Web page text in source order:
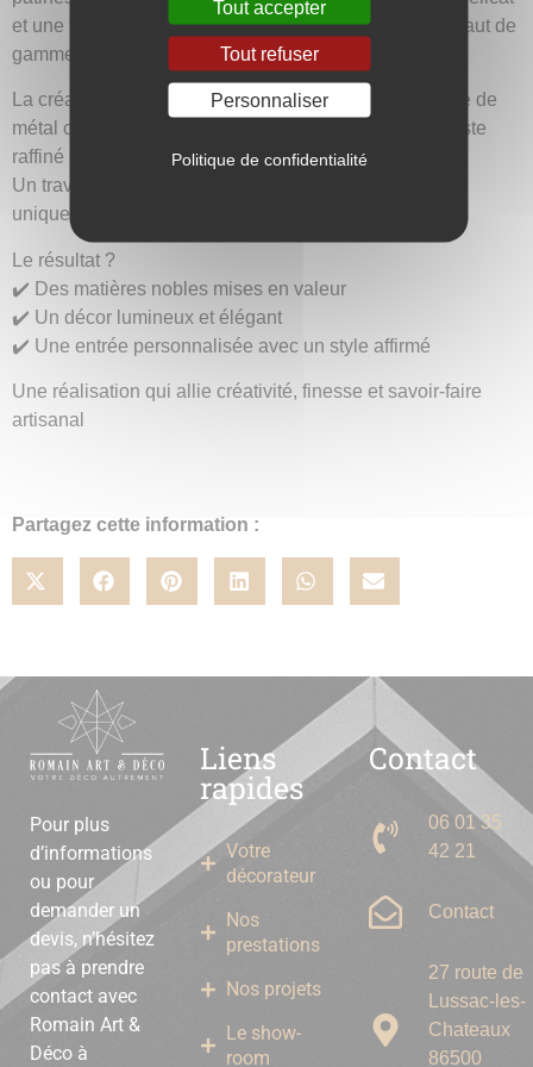
et une touche chaleureuse dans l’esprit des finitions haut de
gamme.
La création est sublimée par une incrustation de feuille de
métal cuivre, qui capte la lumière et apporte un contraste
raffiné entre les nuances bronze et cuivrées.
Un travail minutieux qui fait de cette entrée un espace
unique, moderne et plein de caractère.
Le résultat ?
✔️ Des matières nobles mises en valeur
✔️ Un décor lumineux et élégant
✔️ Une entrée personnalisée avec un style affirmé
Une réalisation qui allie créativité, finesse et savoir-faire
artisanal
Partagez cette information :
Pour plus
d’informations
ou pour
demander un
devis, n’hésitez
pas à prendre
contact avec
Romain Art &
Déco à
Liens
rapides
Votre
décorateur
Nos
prestations
Nos projets
Le show-
room
Contact
06 01 35
42 21
Contact
27 route de
Lussac-les-
Chateaux
86500
Tout accepter
Tout refuser
Personnaliser
Politique de confidentialité